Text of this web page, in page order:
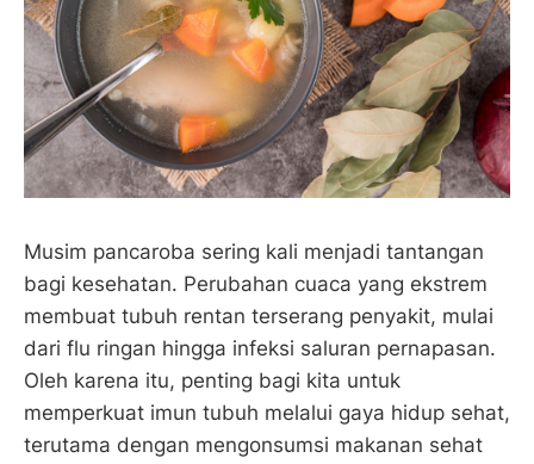
Musim pancaroba sering kali menjadi tantangan
bagi kesehatan. Perubahan cuaca yang ekstrem
membuat tubuh rentan terserang penyakit, mulai
dari flu ringan hingga infeksi saluran pernapasan.
Oleh karena itu, penting bagi kita untuk
memperkuat imun tubuh melalui gaya hidup sehat,
terutama dengan mengonsumsi makanan sehat